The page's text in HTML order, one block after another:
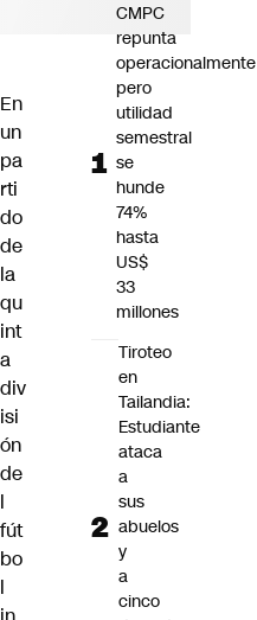
En
un
pa
rti
do
de
la
qu
int
a
div
isi
ón
de
l
fút
bo
l
CMPC
repunta
operacionalmente
pero
utilidad
semestral
se
hunde
74%
hasta
US$
33
millones
Tiroteo
en
Tailandia:
Estudiante
ataca
a
sus
abuelos
y
a
cinco